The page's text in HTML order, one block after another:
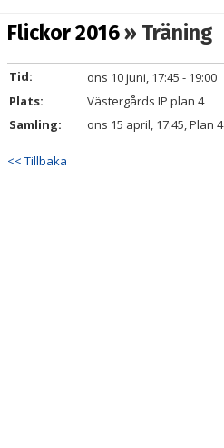
DOKUMENT
KONTAKT
Flickor 2016» Träning
Tid:
ons 10 juni, 17:45 - 19:00
Plats:
Västergårds IP plan 4
Samling:
ons 15 april, 17:45, Plan 4
<< Tillbaka